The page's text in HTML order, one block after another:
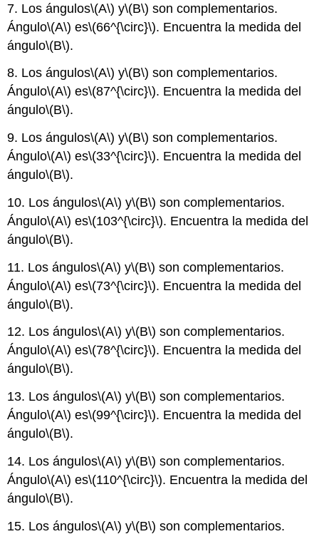
7. Los ángulos\(A\) y\(B\) son complementarios.
Ángulo\(A\) es\(66^{\circ}\). Encuentra la medida del
ángulo\(B\).
8. Los ángulos\(A\) y\(B\) son complementarios.
Ángulo\(A\) es\(87^{\circ}\). Encuentra la medida del
ángulo\(B\).
9. Los ángulos\(A\) y\(B\) son complementarios.
Ángulo\(A\) es\(33^{\circ}\). Encuentra la medida del
ángulo\(B\).
10. Los ángulos\(A\) y\(B\) son complementarios.
Ángulo\(A\) es\(103^{\circ}\). Encuentra la medida del
ángulo\(B\).
11. Los ángulos\(A\) y\(B\) son complementarios.
Ángulo\(A\) es\(73^{\circ}\). Encuentra la medida del
ángulo\(B\).
12. Los ángulos\(A\) y\(B\) son complementarios.
Ángulo\(A\) es\(78^{\circ}\). Encuentra la medida del
ángulo\(B\).
13. Los ángulos\(A\) y\(B\) son complementarios.
Ángulo\(A\) es\(99^{\circ}\). Encuentra la medida del
ángulo\(B\).
14. Los ángulos\(A\) y\(B\) son complementarios.
Ángulo\(A\) es\(110^{\circ}\). Encuentra la medida del
ángulo\(B\).
15. Los ángulos\(A\) y\(B\) son complementarios.